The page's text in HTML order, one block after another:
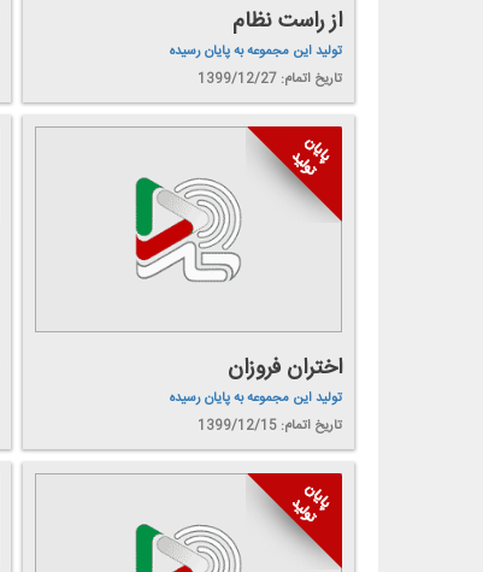
از راست نظام
تولید این مجموعه به پایان رسیده
تاریخ اتمام: 1399/12/27
اختران فروزان
تولید این مجموعه به پایان رسیده
تاریخ اتمام: 1399/12/15